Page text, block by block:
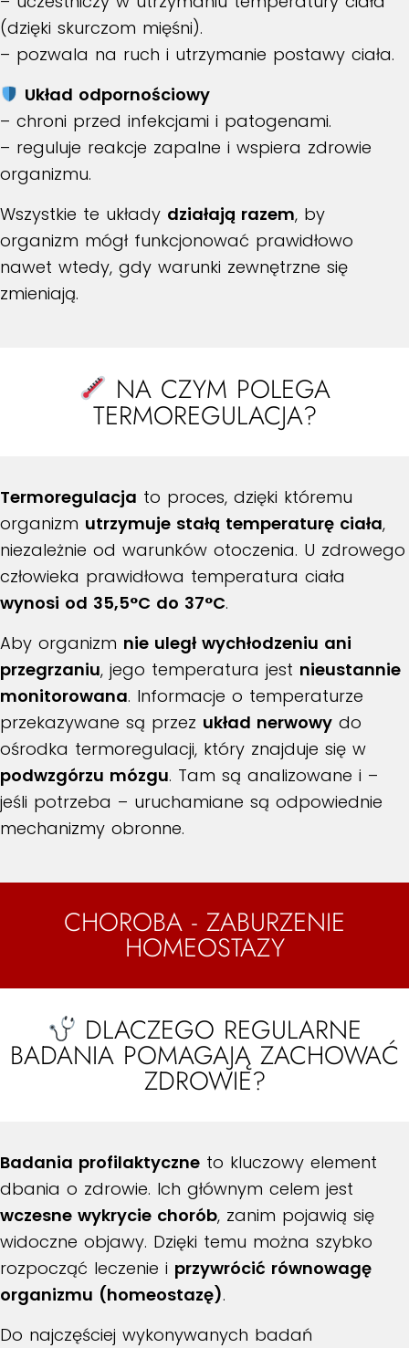
(dzięki skurczom mięśni).
– pozwala na ruch i utrzymanie postawy ciała.
Układ odpornościowy
– chroni przed infekcjami i patogenami.
– reguluje reakcje zapalne i wspiera zdrowie
organizmu.
Wszystkie te układy działają razem, by
organizm mógł funkcjonować prawidłowo
nawet wtedy, gdy warunki zewnętrzne się
zmieniają.
NA CZYM POLEGA
TERMOREGULACJA?
Termoregulacja to proces, dzięki któremu
organizm utrzymuje stałą temperaturę ciała,
niezależnie od warunków otoczenia. U zdrowego
człowieka prawidłowa temperatura ciała
wynosi od 35,5°C do 37°C.
Aby organizm nie uległ wychłodzeniu ani
przegrzaniu, jego temperatura jest nieustannie
monitorowana. Informacje o temperaturze
przekazywane są przez układ nerwowy do
ośrodka termoregulacji, który znajduje się w
podwzgórzu mózgu. Tam są analizowane i –
jeśli potrzeba – uruchamiane są odpowiednie
mechanizmy obronne.
CHOROBA - ZABURZENIE
HOMEOSTAZY
DLACZEGO REGULARNE
BADANIA POMAGAJĄ ZACHOWAĆ
ZDROWIE?
Badania profilaktyczne to kluczowy element
dbania o zdrowie. Ich głównym celem jest
wczesne wykrycie chorób, zanim pojawią się
widoczne objawy. Dzięki temu można szybko
rozpocząć leczenie i przywrócić równowagę
organizmu (homeostazę).
Do najczęściej wykonywanych badań